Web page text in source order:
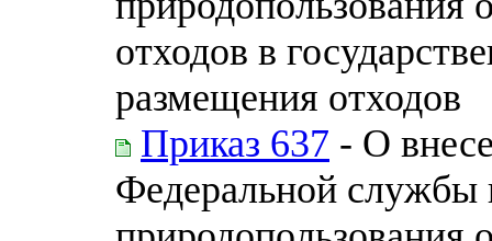
отходов в
размещения отходов
Приказ 637 - О
Федеральной службы